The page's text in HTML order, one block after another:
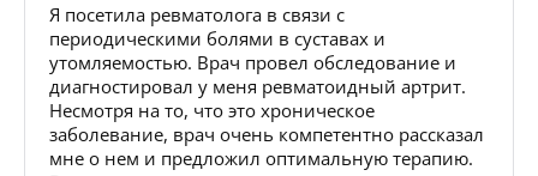
Я посетила ревматолога в связи с
периодическими болями в суставах и
утомляемостью. Врач провел обследование и
диагностировал у меня ревматоидный артрит.
Несмотря на то, что это хроническое
заболевание, врач очень компетентно рассказал
мне о нем и предложил оптимальную терапию.